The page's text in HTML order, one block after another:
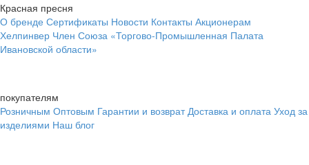
Красная пресня
О бренде Сертификаты Новости Контакты Акционерам
Хелпинвер Член Союза «Торгово-Промышленная Палата
Ивановской области»
покупателям
Розничным Оптовым Гарантии и возврат Доставка и оплата Уход за
изделиями Наш блог